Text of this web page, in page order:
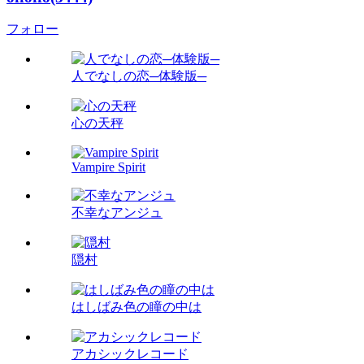
フォロー
人でなしの恋─体験版─
心の天秤
Vampire Spirit
不幸なアンジュ
隠村
はしばみ色の瞳の中は
アカシックレコード